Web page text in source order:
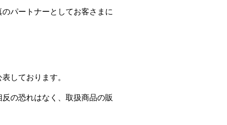
パートナーとしてお客さまに
しております。
の恐れはなく、取扱商品の販